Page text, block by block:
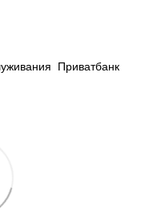
Приватбанк